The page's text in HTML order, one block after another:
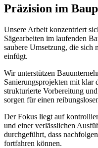
Präzision im
Unsere Arbeit konzentriert
Sägearbeiten im laufenden
saubere Umsetzung, die sich
einfügt.
Wir unterstützen
Sanierungsprojekten mit klar
strukturierte Vorbereitung
sorgen für einen
Der Fokus liegt auf
und einer verlässlichen
durchgeführt, dass
fortfahren können.